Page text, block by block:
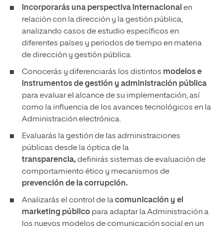
Incorporarás una perspectiva internacional en
relación con la dirección y la gestión pública,
analizando casos de estudio específicos en
diferentes países y periodos de tiempo en materia
de dirección y gestión pública.
Conocerás y diferenciarás los distintos modelos e
instrumentos de gestión y administración pública
para evaluar el alcance de su implementación, así
como la influencia de los avances tecnológicos en la
Administración electrónica.
Evaluarás la gestión de las administraciones
públicas desde la óptica de la
transparencia,definirás sistemas de evaluación de
comportamiento ético y mecanismos de
prevención de la corrupción.
Analizarás el control de lacomunicación y el
marketing público para adaptar la Administración a
los nuevos modelos de comunicación social en un